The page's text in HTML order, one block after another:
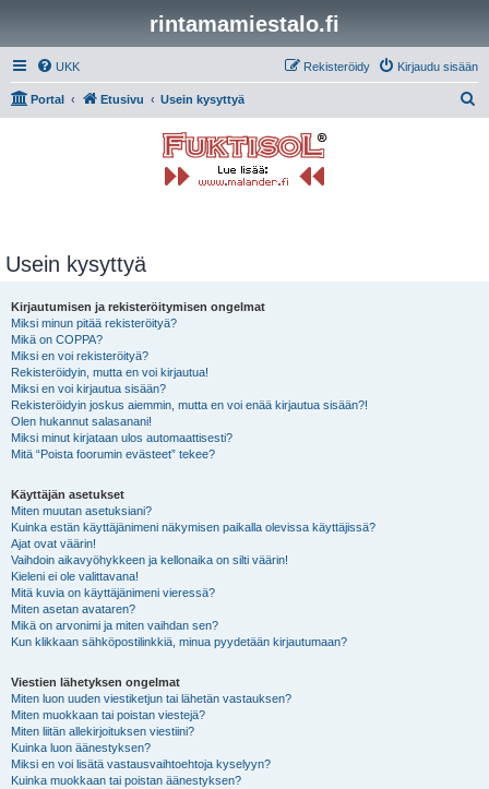
rintamamiestalo.fi
UKK Kirjaudu sisään
Rekisteröidy
Portal Etusivu Usein kysyttyä
Usein kysyttyä
Kirjautumisen ja rekisteröitymisen ongelmat
Miksi minun pitää rekisteröityä?
Mikä on COPPA?
Miksi en voi rekisteröityä?
Rekisteröidyin, mutta en voi kirjautua!
Miksi en voi kirjautua sisään?
Rekisteröidyin joskus aiemmin, mutta en voi enää kirjautua sisään?!
Olen hukannut salasanani!
Miksi minut kirjataan ulos automaattisesti?
Mitä “Poista foorumin evästeet” tekee?
Käyttäjän asetukset
Miten muutan asetuksiani?
Kuinka estän käyttäjänimeni näkymisen paikalla olevissa käyttäjissä?
Ajat ovat väärin!
Vaihdoin aikavyöhykkeen ja kellonaika on silti väärin!
Kieleni ei ole valittavana!
Mitä kuvia on käyttäjänimeni vieressä?
Miten asetan avataren?
Mikä on arvonimi ja miten vaihdan sen?
Kun klikkaan sähköpostilinkkiä, minua pyydetään kirjautumaan?
Viestien lähetyksen ongelmat
Miten luon uuden viestiketjun tai lähetän vastauksen?
Miten muokkaan tai poistan viestejä?
Miten liitän allekirjoituksen viestiini?
Kuinka luon äänestyksen?
Miksi en voi lisätä vastausvaihtoehtoja kyselyyn?
Kuinka muokkaan tai poistan äänestyksen?